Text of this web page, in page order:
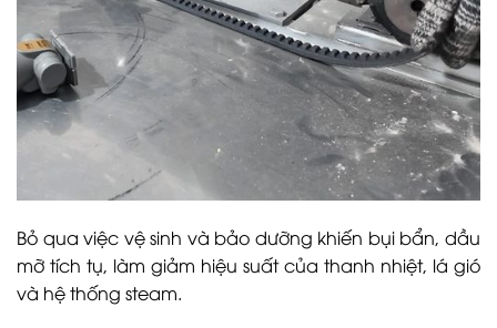
Bỏ qua việc vệ sinh và bảo dưỡng khiến bụi bẩn, dầu
mỡ tích tụ, làm giảm hiệu suất của thanh nhiệt, lá gió
và hệ thống steam.